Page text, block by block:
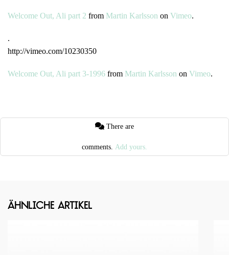
Welcome Out, Ali part 2 from Martin Karlsson on Vimeo.
.
http://vimeo.com/10230350
Welcome Out, Ali part 3-1996 from Martin Karlsson on Vimeo.
comments. Add yours.
Ähnliche Artikel